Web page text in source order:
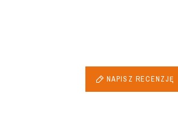
NAPISZ RECENZJĘ